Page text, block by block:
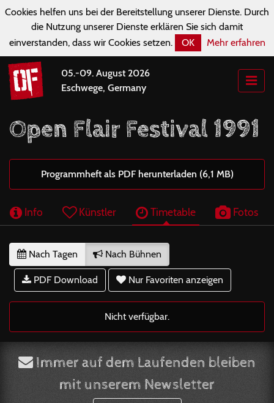
Cookies helfen uns bei der Bereitstellung unserer Dienste. Durch
die Nutzung unserer Dienste erklären Sie sich damit
einverstanden, dass wir Cookies setzen.
OK Mehr erfahren
05.-09. August 2026
Eschwege, Germany
Open Flair Festival 1991
Programmheft als PDF herunterladen (6,1 MB)
Info Künstler Timetable Fotos
Nach Tagen Nach Bühnen
PDF Download Nur Favoriten anzeigen
Nicht verfügbar.
Immer auf dem Laufenden bleiben
mit unserem Newsletter